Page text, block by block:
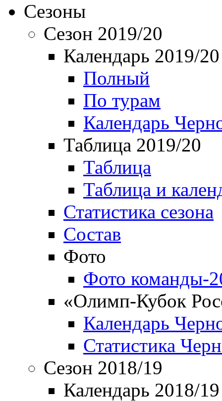
Сезоны
Сезон 2019/20
Календарь 2019/20
Полный
По турам
Календарь
Таблица 2019/20
Таблица
Таблица и
Статистика сезона
Состав
Фото
Фото команды-
«Олимп-Кубок
Календарь
Статистика
Сезон 2018/19
Календарь 2018/19